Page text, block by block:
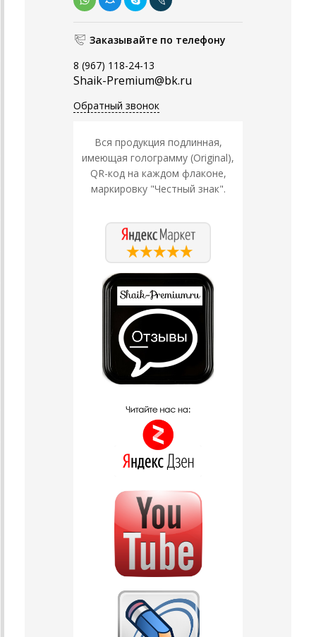
Заказывайте по телефону
8 (967) 118-24-13
Shaik-Premium@bk.ru
Обратный звонок
Вся продукция подлинная,
имеющая голограмму (Original),
QR-код на каждом флаконе,
маркировку "Честный знак".